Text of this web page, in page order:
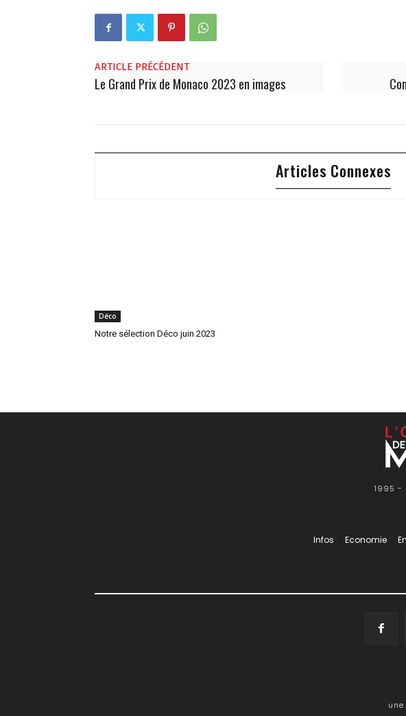
ARTICLE PRÉCÉDENT
Le Grand Prix de Monaco 2023 en images
Articles Connexes
Déco
Notre sélection Déco juin 2023
1995 -
Infos Economie